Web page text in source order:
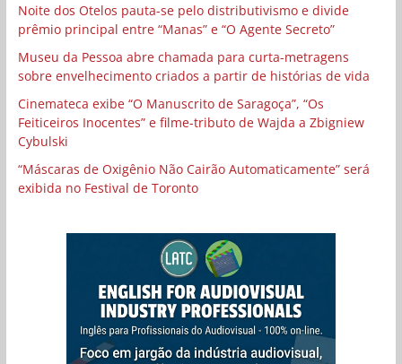
Noite dos Otelos pauta-se pelo distributivismo e divide
prêmio principal entre “Manas” e “O Agente Secreto”
Museu da Pessoa abre chamada para curta-metragens
sobre envelhecimento criados a partir de histórias de vida
Cinemateca exibe “O Manuscrito de Saragoça”, “Os
Feiticeiros Inocentes” e filme-tributo de Wajda a Zbigniew
Cybulski
“Máscaras de Oxigênio Não Cairão Automaticamente” será
exibida no Festival de Toronto